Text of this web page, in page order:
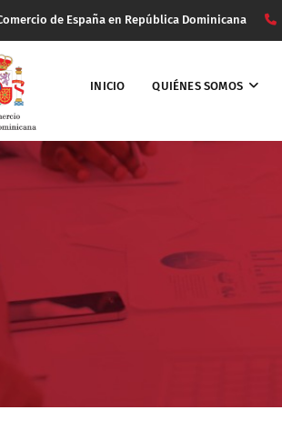
de España en República Dominicana
INICIO QUIÉNES SOMOS